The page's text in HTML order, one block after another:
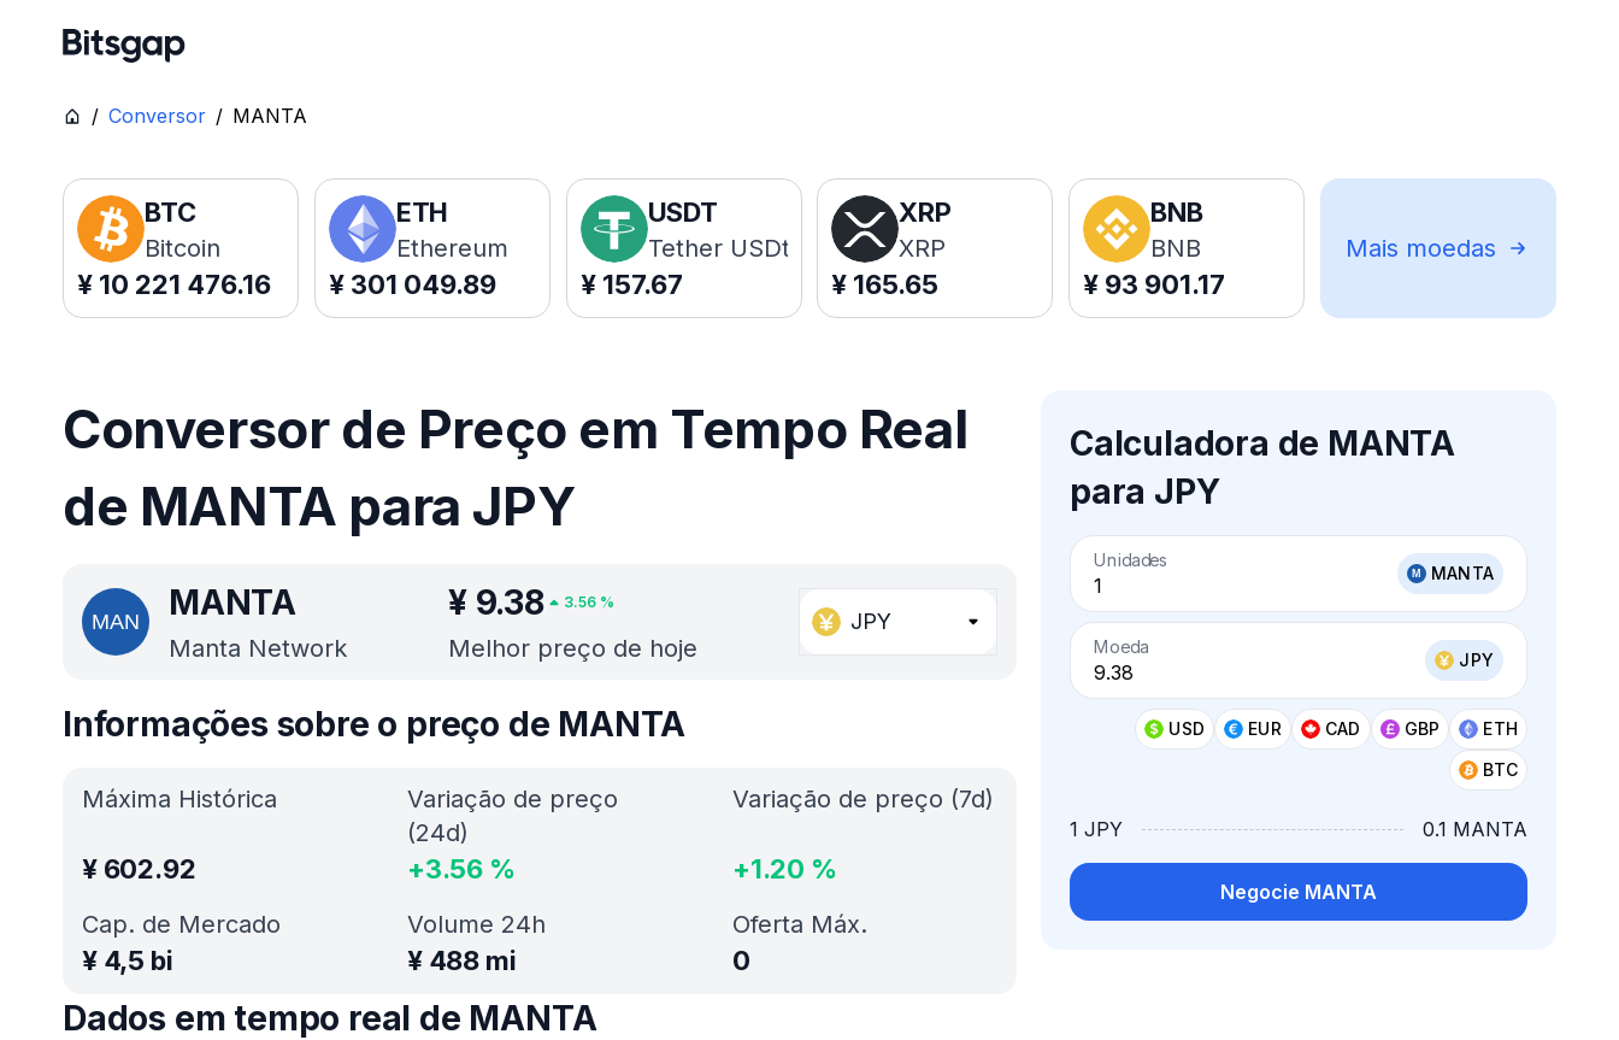
/ Conversor / MANTA
BTC
Bitcoin
¥ 10 221 476.16
ETH
Ethereum
¥ 301 049.89
USDT
Tether USDt
¥ 157.67
XRP
XRP
¥ 165.65
BNB
BNB
¥ 93 901.17
Mais moedas
Conversor de Preço em Tempo Real
de MANTA para JPY
MANTA
Manta Network
¥ 9.38 3.56%
Melhor preço de hoje
JPY
Calculadora de MANTA
para JPY
Unidades
MANTA
Moeda
JPY
USD EUR CAD GBP
ETH
BTC
1 JPY 0.1 MANTA
Negocie MANTA
Informações sobre o preço de MANTA
Máxima Histórica
¥ 602.92
Cap. de Mercado
¥ 4,5 bi
Variação de preço
(24d)
+3.56 %
Variação de preço (7d)
+1.20 %
Volume 24h
¥ 488 mi
Oferta Máx.
0
Dados em tempo real de MANTA